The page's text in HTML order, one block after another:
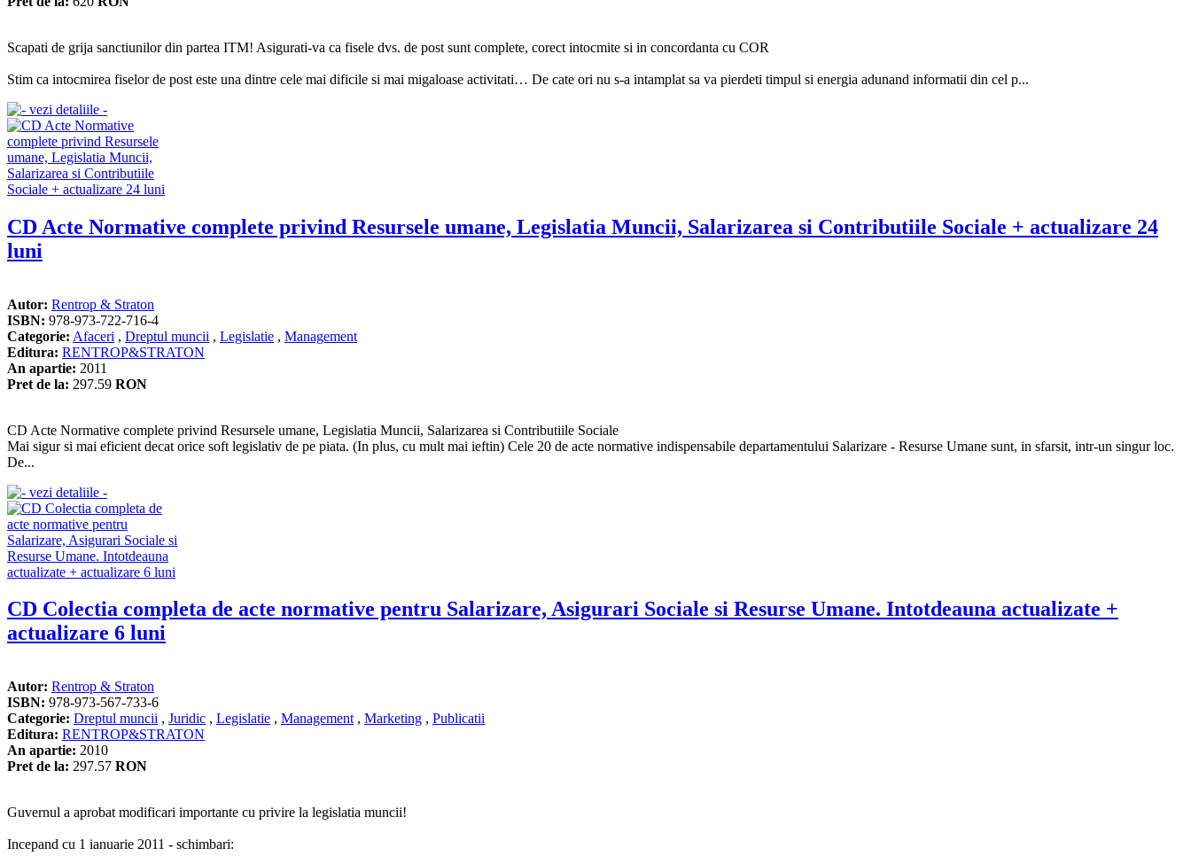
Scapati de grija sanctiunilor din partea ITM! Asigurati-va ca fisele dvs. de post sunt complete, corect intocmite si in concordanta cu COR
Stim ca intocmirea fiselor de post este una dintre cele mai dificile si mai migaloase activitati… De cate ori nu s-a intamplat sa va pierdeti timpul si energia adunand informatii din cel p...
CD Acte Normative complete privind Resursele umane, Legislatia Muncii, Salarizarea si Contributiile Sociale + actualizare 24
luni
Autor: Rentrop & Straton
ISBN: 978-973-722-716-4
Categorie: Afaceri , Dreptul muncii , Legislatie , Management
Editura: RENTROP&STRATON
An apartie: 2011
Pret de la: 297.59 RON
CD Acte Normative complete privind Resursele umane, Legislatia Muncii, Salarizarea si Contributiile Sociale
Mai sigur si mai eficient decat orice soft legislativ de pe piata. (In plus, cu mult mai ieftin) Cele 20 de acte normative indispensabile departamentului Salarizare - Resurse Umane sunt, in sfarsit, intr-un singur loc.
De...
CD Colectia completa de acte normative pentru Salarizare, Asigurari Sociale si Resurse Umane. Intotdeauna actualizate +
actualizare 6 luni
Autor: Rentrop & Straton
ISBN: 978-973-567-733-6
Categorie: Dreptul muncii , Juridic , Legislatie , Management , Marketing , Publicatii
Editura: RENTROP&STRATON
An apartie: 2010
Pret de la: 297.57 RON
Guvernul a aprobat modificari importante cu privire la legislatia muncii!
Incepand cu 1 ianuarie 2011 - schimbari: